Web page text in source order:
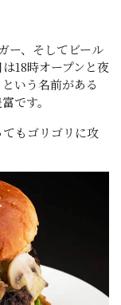
ー、そしてビール
18時オープンと夜
いう名前がある
です。
もゴリゴリに攻